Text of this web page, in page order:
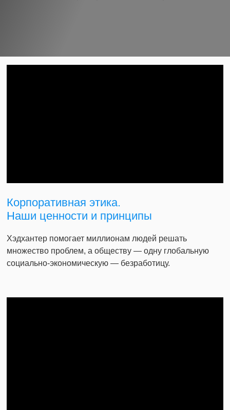
Корпоративная этика.
Наши ценности и принципы
Хэдхантер помогает миллионам людей решать
множество проблем, а обществу — одну глобальную
социально-экономическую — безработицу.